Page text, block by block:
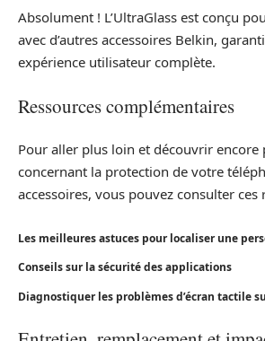
Absolument ! L’UltraGlass est conçu
avec d’autres accessoires Belkin,
expérience utilisateur complète.
Ressources complémentaires
Pour aller plus loin et découvrir encore
concernant la protection de votre
accessoires, vous pouvez consulter ces
Les meilleures astuces pour localiser une
Conseils sur la sécurité des applications
Diagnostiquer les problèmes d’écran tactile